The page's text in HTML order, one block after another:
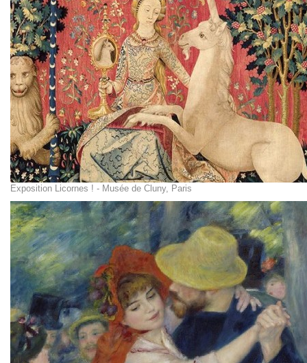
Exposition Licornes ! - Musée de Cluny, Paris